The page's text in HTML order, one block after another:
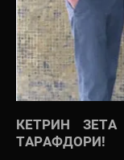
КЕТРИН
ТАРАФДОРИ!